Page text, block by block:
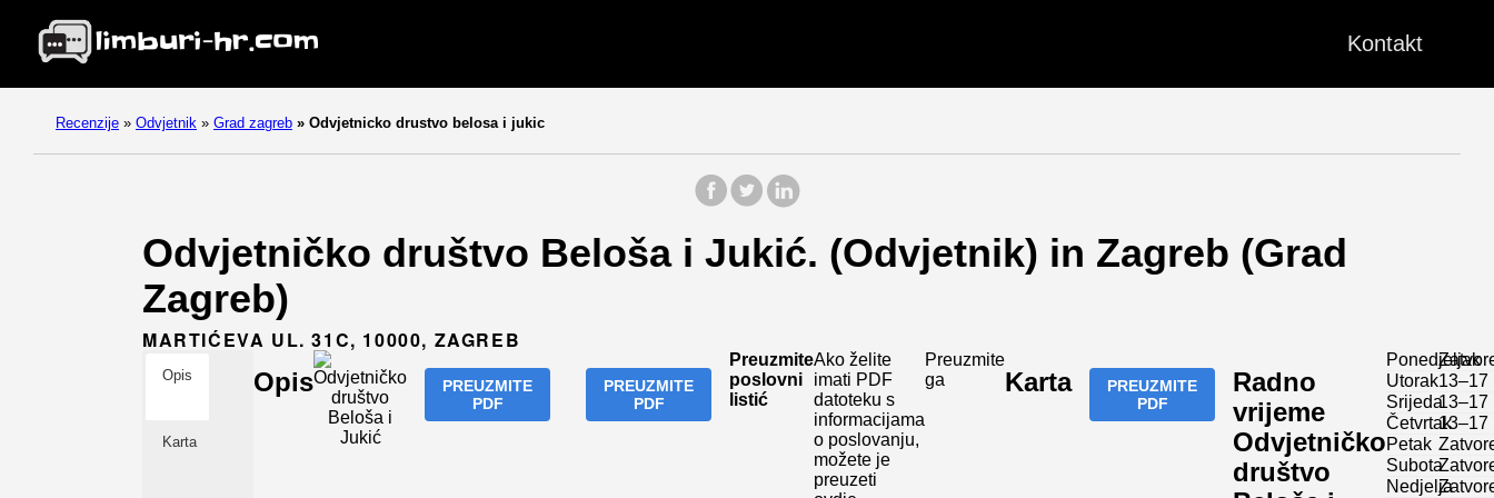
Kontakt
Recenzije » Odvjetnik » Grad zagreb » Odvjetnicko drustvo belosa i jukic
Odvjetničko društvo Beloša i Jukić. (Odvjetnik) in Zagreb (Grad
Zagreb)
MARTIĆEVA UL. 31C, 10000, ZAGREB
Opis
Karta
Opis
PREUZMITE
PDF
PREUZMITE
PDF
Preuzmite
poslovni
listić
Ako želite
imati PDF
datoteku s
informacijama
o poslovanju,
možete je
preuzeti
Preuzmite
ga
Karta
PREUZMITE
PDF
Radno
vrijeme
Odvjetničko
društvo
Ponedjeljak
Utorak13–17
Srijeda13–17
Četvrtak13–17
Petak
Subota
Nedjelja